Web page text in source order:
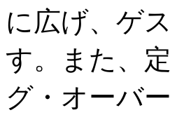
に広げ、ゲ
す。また、
グ・オーバ